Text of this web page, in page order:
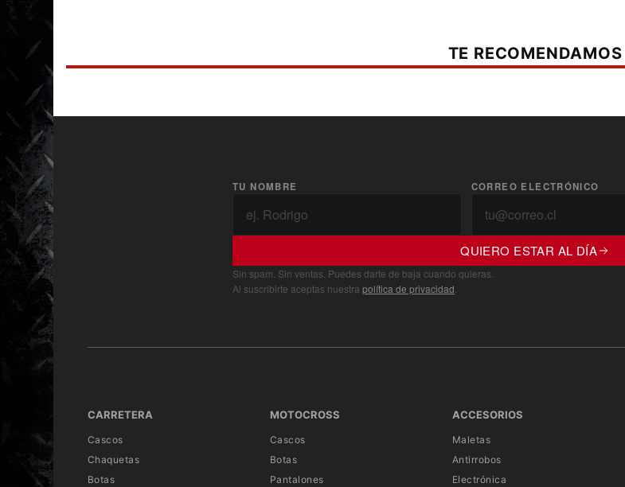
TE RECOMENDAMOS
TU NOMBRE CORREO ELECTRÓNICO
QUIERO ESTAR AL DÍA
Sin spam. Sin ventas. Puedes darte de baja cuando quieras.
Al suscribirte aceptas nuestra política de privacidad
CARRETERA
Cascos
Chaquetas
Botas
MOTOCROSS
Cascos
Botas
Pantalones
ACCESORIOS
Maletas
Antirrobos
Electrónica